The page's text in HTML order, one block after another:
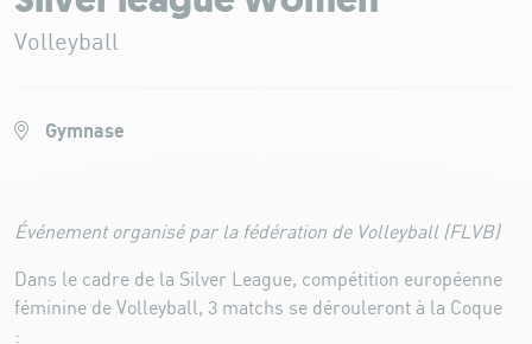
Volleyball
Gymnase
Événement organisé par la fédération de Volleyball (FLVB)
Dans le cadre de la Silver League, compétition européenne
féminine de Volleyball, 3 matchs se dérouleront à la Coque
: